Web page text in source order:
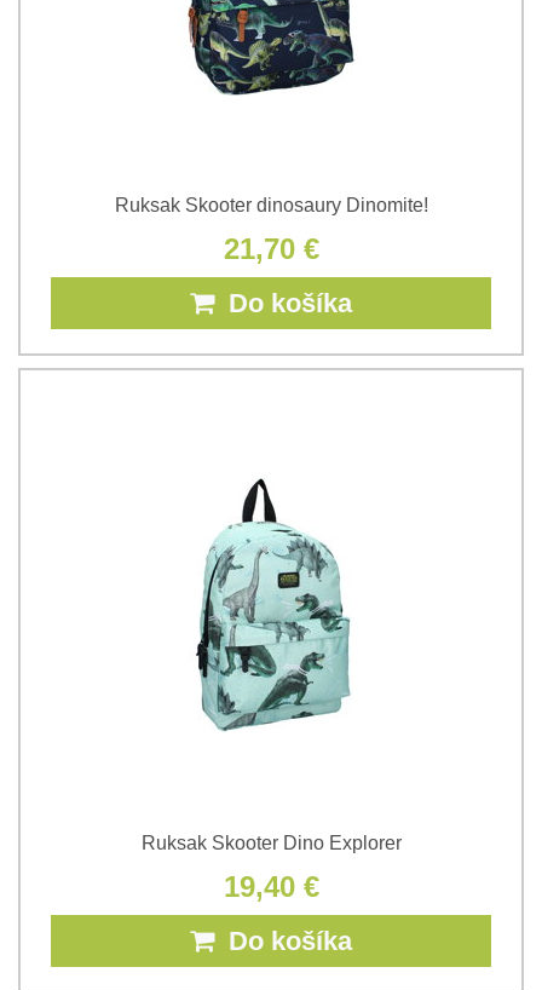
Ruksak Skooter dinosaury Dinomite!
21,70 €
Do košíka
Ruksak Skooter Dino Explorer
19,40 €
Do košíka